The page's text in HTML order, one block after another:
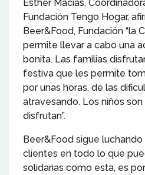
Esther Macías,
Fundación Tengo Hogar,
Beer&Food, Fundación “la
permite llevar a cabo una
bonita. Las familias
festiva que les permite
por unas horas, de las
atravesando. Los niños
disfrutan”.
Beer&Food sigue luchando
clientes en todo lo que
solidarias como esta, es